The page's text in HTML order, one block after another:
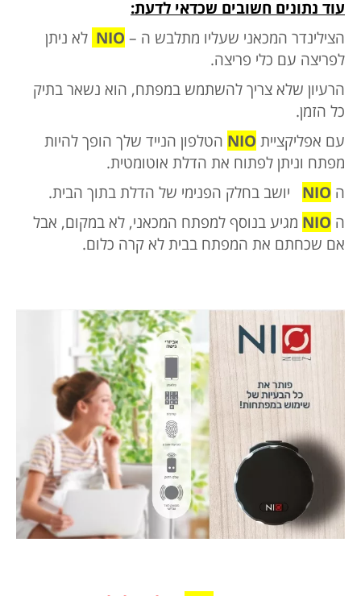
עוד נתונים חשובים שכדאי לדעת:
הצילינדר המכאני שעליו מתלבש ה – NIO לא ניתן
לפריצה עם כלי פריצה.
הרעיון שלא צריך להשתמש במפתח, הוא נשאר בתיק
כל הזמן.
עם אפליקציית NIO הטלפון הנייד שלך הופך להיות
מפתח וניתן לפתוח את הדלת אוטומטית.
ה NIO יושב בחלק הפנימי של הדלת בתוך הבית.
ה NIO מגיע בנוסף למפתח המכאני, לא במקום, אבל
אם שכחתם את המפתח בבית לא קרה כלום.